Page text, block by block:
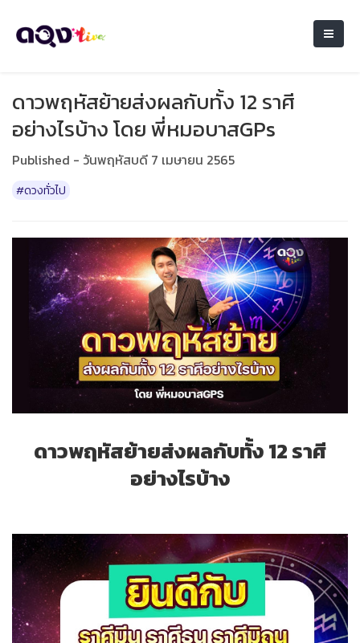
ดาวพฤหัสย้ายส่งผลกับทั้ง 12 ราศี
อย่างไรบ้าง โดย พี่หมอบาสGPs
Published - วันพฤหัสบดี 7 เมษายน 2565
#ดวงทั่วไป
ดาวพฤหัสย้ายส่งผลกับทั้ง 12 ราศี
อย่างไรบ้าง